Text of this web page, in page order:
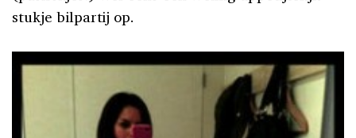
stukje bilpartij op.